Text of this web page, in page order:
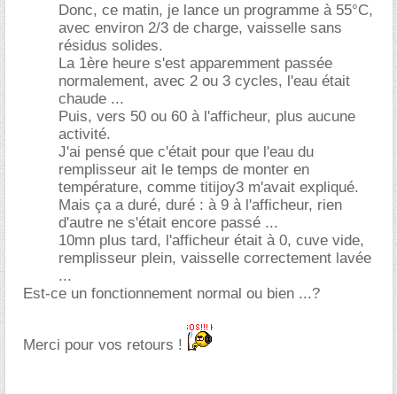
Donc, ce matin, je lance un programme à 55°C,
avec environ 2/3 de charge, vaisselle sans
résidus solides.
La 1ère heure s'est apparemment passée
normalement, avec 2 ou 3 cycles, l'eau était
chaude ...
Puis, vers 50 ou 60 à l'afficheur, plus aucune
activité.
J'ai pensé que c'était pour que l'eau du
remplisseur ait le temps de monter en
température, comme titijoy3 m'avait expliqué.
Mais ça a duré, duré : à 9 à l'afficheur, rien
d'autre ne s'était encore passé ...
10mn plus tard, l'afficheur était à 0, cuve vide,
remplisseur plein, vaisselle correctement lavée
...
Est-ce un fonctionnement normal ou bien ...?
Merci pour vos retours !